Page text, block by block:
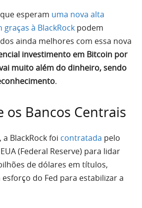
esperam uma nova alta
à BlackRock podem
ainda melhores com essa nova
investimento em Bitcoin por
muito além do dinheiro, sendo
.
os Bancos Centrais
BlackRock foi contratada pelo
(Federal Reserve) para lidar
de dólares em títulos,
do Fed para estabilizar a